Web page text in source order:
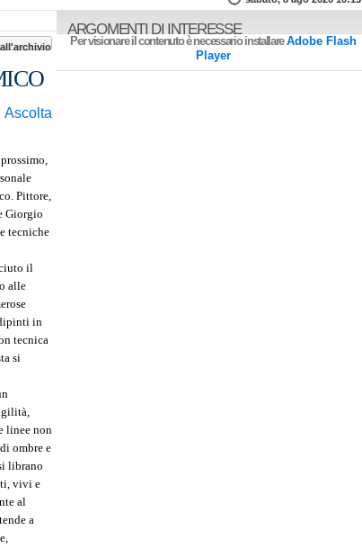
all'archivio
Ascolta
Pittore,
Giorgio
tecniche
il
alle
in
tecnica
si
linee non
ombre e
librano
vivi e
al
a
ARGOMENTI DI INTERESSE
Per visionare il contenuto è necessario installareAdobe Flash
Player